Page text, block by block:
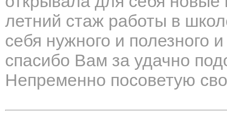
летний стаж работы в
себя нужного и полезного
спасибо Вам за удачно
Непременно посоветую